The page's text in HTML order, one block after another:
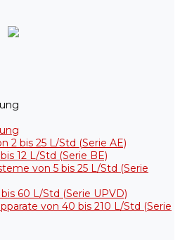
2 bis 25 L/Std (Serie AE)
12 L/Std (Serie BE)
von 5 bis 25 L/Std (Serie
60 L/Std (Serie UPVD)
von 40 bis 210 L/Std (Serie